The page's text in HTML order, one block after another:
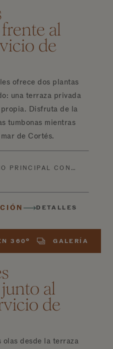
al
de
ofrece dos plantas
una terraza privada
Disfruta de la
tumbonas mientras
de Cortés.
PRINCIPAL CON…
DETALLES
360º GALERÍA
al
de
olas desde la terraza